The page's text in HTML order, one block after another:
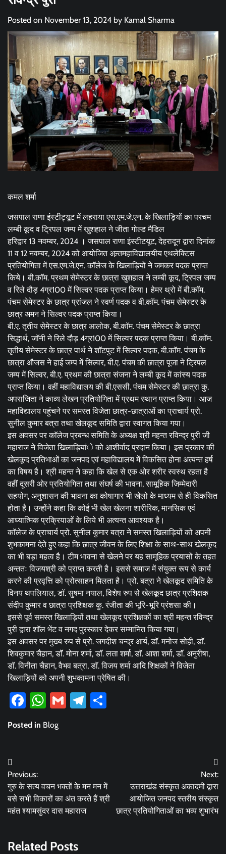
Posted on November 13, 2024 by Kamal Sharma
कमल शर्मा
जसपाल राणा इंस्टीट्यूट में लहराया एस.एम.जे.एन. के खिलाड़ियों का परचम
लम्बी कूद व ट्रिपल जम्प में खुशहाल ने जीता गोल्ड मैडिल
​हरिद्वार 13 नवम्बर, 2024 । जसपाल राणा इंस्टीटयूट, देहरादून द्वारा दिनांक
11 व 12 नवम्बर, 2024 को आयोजित अन्र्तमहाविद्यालयीय एथलेक्टिस
प्रतियोगिता में एस.एम.जे.एन. काॅलेज के खिलाड़ियों ने जमकर पदक प्राप्त
किये। बी.काॅम. प्रथम सेमेस्टर के छात्रा खुशहाल ने लम्बी कूद, ट्रिपल जम्प
व रिले दौड़ 4ग्र100 में सिल्वर पदक प्राप्त किया। हेमर थ्रो में बी.काॅम.
पंचम सेमेस्टर के छात्र प्रांजल ने स्वर्ण पदक व बी.काॅम. पंचम सेमेस्टर के
छात्र अमन ने सिल्वर पदक प्राप्त किया।
​बी.ए. तृतीय सेमेस्टर के छात्र आलोक, बी.काॅम. पंचम सेमेस्टर के छात्रा
सिद्धार्थ, जाॅनी ने रिले दौड़ 4ग्र100 में सिल्वर पदक प्राप्त किया। बी.काॅम.
तृतीय सेमेस्टर के छात्र पार्थ ने शाॅटपुट में सिल्वर पदक, बी.काॅम. पंचम के
छात्रा औजस ने हाई जम्प में सिल्वर, बी.ए. पंचम की छात्रा पूजा ने ट्रिपल
जम्प में सिल्वर, बी.ए. प्रथम की छात्रा संजना ने लम्बी कूद में कांस्य पदक
प्राप्त किया। वहीं महाविद्यालय की बी.एससी. पंचम सेमेस्टर की छात्रा कु.
अपराजिता ने काव्य लेखन प्रतियोगिता में प्रथम स्थान प्राप्त किया। आज
महाविद्यालय पहुंचने पर समस्त विजेता छात्र-छात्राओं का प्राचार्य प्रो.
सुनील कुमार बत्रा तथा खेलकूद समिति द्वारा स्वागत किया गया।
​इस अवसर पर काॅलेज प्रबन्ध समिति के अध्यक्ष श्री महन्त रविन्द्र पुरी जी
महाराज ने विजेता खिलाड़ियांे को आशीर्वाद प्रदान किया। इस प्रकार की
खेलकूद प्रतिभाओं का जनपद एवं महाविद्यालय में विकसित होना अत्यन्त हर्ष
का विषय है। श्री महन्त ने कहा कि खेल से एक ओर शरीर स्वस्थ रहता है
वहीं दूसरी ओर प्रतियोगिता तथा संघर्ष की भावना, सामूहिक जिम्मेदारी
सहयोग, अनुशासन की भावना का कोषागार भी खेलो के माध्यम से ही विकसित
होता है। उन्होंने कहा कि कोई भी खेल खेलना शारीरिक, मानसिक एवं
आध्यात्मिक प्रक्रियाओं के लिये भी अत्यन्त आवश्यक है।
​काॅलेज के प्राचार्य प्रो. सुनील कुमार बत्रा ने समस्त खिलाड़ियों को अपनी
शुभकामना देते हुए कहा कि छात्र जीवन के लिए शिक्षा के साथ-साथ खेलकूद
का भी बड़ा महत्व है। टीम भावना से खेलने पर यह सामूहिक प्रयासों के तहत
अन्ततः विजयश्री को प्राप्त करती है। इससे समाज में संयुक्त रूप से कार्य
करने की प्रवृत्ति को प्रोत्साहन मिलता है। प्रो. बत्रा ने खेलकूद समिति के
विनय थपलियाल, डाॅ. सुषमा नयाल, विशेष रुप से खेलकूद छात्र प्रशिक्षक
संदीप कुमार व छात्रा प्रशिक्षक कु. रंजीता की भूरि-भूरि प्रंशसा की।
​इससे पूर्व समस्त खिलाड़ियों तथा खेलकूद प्रशिक्षकों का श्री महन्त रविन्द्र
पुरी द्वारा शाॅल भेंट व नगद पुरस्कार देकर सम्मानित किया गया।
​इस अवसर पर मुख्य रुप से प्रो. जगदीश चन्द्र आर्य, डाॅ. मनोज सोही, डाॅ.
शिवकुमार चैहान, डाॅॅ. मोना शर्मा, डाॅ. लता शर्मा, डाॅ. आशा शर्मा, डाॅ. अनुरीषा,
डाॅ. विनीता चैहान, वैभव बत्रा, डाॅ. विजय शर्मा आदि शिक्षकों ने विजेता
खिलाड़ियों को अपनी शुभकामना प्रेषित की।
Facebook
WhatsApp
GmailTelegram
Posted in Blog
Post
navigation
Previous:
गुरु के सत्य वचन भक्तों के मन मन में
बसे सभी विकारों का अंत करते हैं श्री
महंत श्यामसुंदर दास महाराज
Next:
उत्तराखंड संस्कृत अकादमी द्वारा
आयोजित जनपद स्तरीय संस्कृत
छात्र प्रतियोगिताओं का भव्य शुभारंभ
Related Posts